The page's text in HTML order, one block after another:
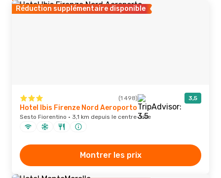
Réduction supplémentaire disponible
(1 498) 3,5
Hotel Ibis Firenze Nord Aeroporto
Sesto Fiorentino · 3,1 km depuis le centre-ville
Montrer les prix